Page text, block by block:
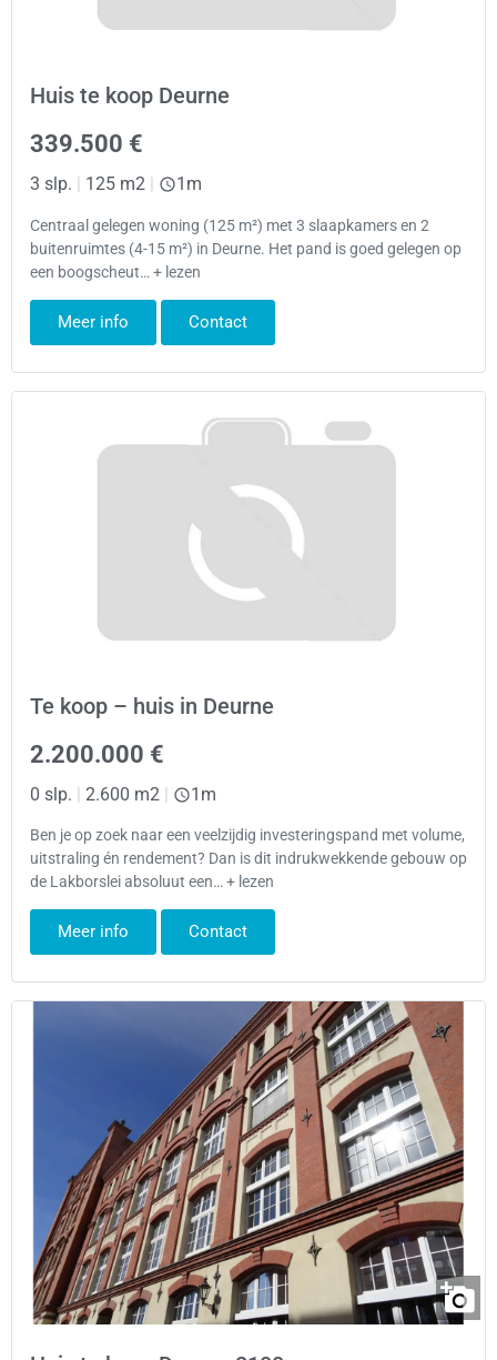
Huis te koop Deurne
339.500 €
3 slp. | 125 m2 | 1m
Centraal gelegen woning (125 m²) met 3 slaapkamers en 2
buitenruimtes (4-15 m²) in Deurne. Het pand is goed gelegen op
een boogscheut… + lezen
Meer info Contact
Te koop – huis in Deurne
2.200.000 €
0 slp. | 2.600 m2 | 1m
Ben je op zoek naar een veelzijdig investeringspand met volume,
uitstraling én rendement? Dan is dit indrukwekkende gebouw op
de Lakborslei absoluut een… + lezen
Meer info Contact